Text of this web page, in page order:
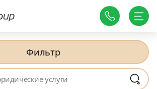
Фильтр